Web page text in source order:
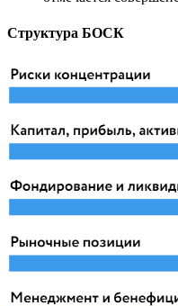
Структура БОСК